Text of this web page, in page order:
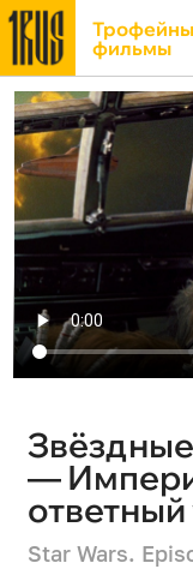
фильмы
—
Star Wars.